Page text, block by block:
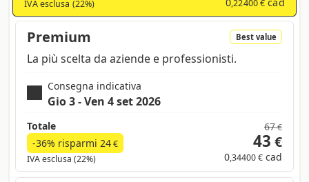
IVA esclusa (22%) ,22400 €
Premium Best value
La più scelta da aziende e professionisti.
Consegna indicativa
Gio 3 - Ven 4 set 2026
Totale
-36% risparmi 24€
IVA esclusa (22%)
67€
43 €
0,34400 € cad